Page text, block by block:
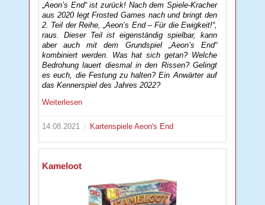
„Aeon’s End“ ist zurück! Nach dem Spiele-Kracher
aus 2020 legt Frosted Games nach und bringt den
2. Teil der Reihe, „Aeon’s End – Für die Ewigkeit!“,
raus. Dieser Teil ist eigenständig spielbar, kann
aber auch mit dem Grundspiel „Aeon’s End“
kombiniert werden. Was hat sich getan? Welche
Bedrohung lauert diesmal in den Rissen? Gelingt
es euch, die Festung zu halten? Ein Anwärter auf
das Kennerspiel des Jahres 2022?
Weiterlesen
14.08.2021 KartenspieleAeon's End
Kameloot